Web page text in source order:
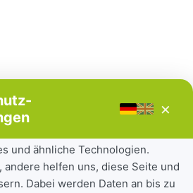
×
und ähnliche Technologien.
andere helfen uns, diese Seite und
Dabei werden Daten an bis zu